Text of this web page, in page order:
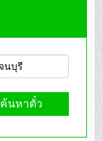
ค้นหาตั๋ว